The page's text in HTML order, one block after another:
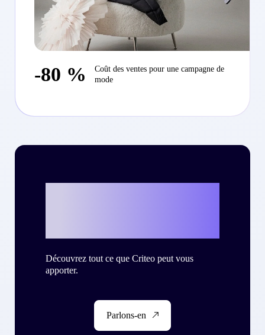
-80 %
Coût des ventes pour une campagne de
mode
Découvrez tout ce que Criteo peut vous
apporter.
Parlons-en